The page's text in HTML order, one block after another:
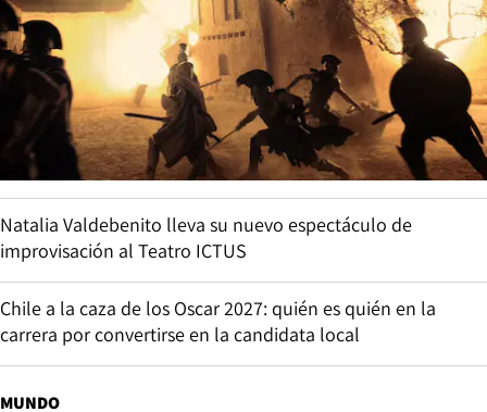
Natalia Valdebenito lleva su nuevo espectáculo de
improvisación al Teatro ICTUS
Chile a la caza de los Oscar 2027: quién es quién en la
carrera por convertirse en la candidata local
MUNDO